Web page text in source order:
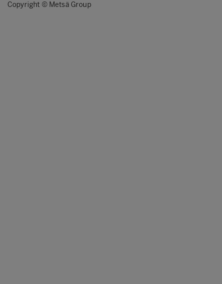
Copyright © Metsä Group